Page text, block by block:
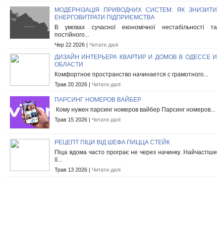
МОДЕРНІЗАЦІЯ ПРИВОДНИХ СИСТЕМ: ЯК ЗНИЗИТИ
ЕНЕРГОВИТРАТИ ПІДПРИЄМСТВА
В умовах сучасної економічної нестабільності та
постійного...
Чер 22 2026 | Читати далі
ДИЗАЙН ИНТЕРЬЕРА КВАРТИР И ДОМОВ В ОДЕССЕ И
ОБЛАСТИ
Комфортное пространство начинается с грамотного...
Трав 20 2026 | Читати далі
ПАРСИНГ НОМЕРОВ ВАЙБЕР
Кому нужен парсинг номеров вайбер Парсинг номеров...
Трав 15 2026 | Читати далі
РЕЦЕПТ ПІЦИ ВІД ШЕФА ПИЦЦА СТЕЙК
Піца вдома часто програє не через начинку. Найчастіше
її...
Трав 13 2026 | Читати далі